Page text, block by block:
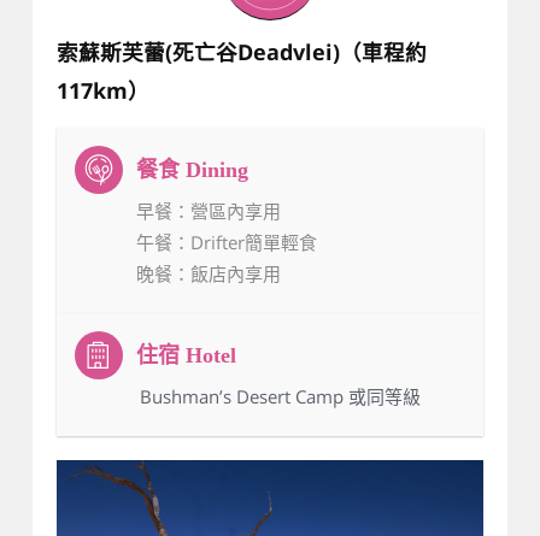
索蘇斯芙蕾(死亡谷Deadvlei)（車程約
117km）
早餐 ：營區內享用
午餐 ：Drifter簡單輕食
晚餐 ：飯店內享用
：Bushman’s Desert Camp 或同等級